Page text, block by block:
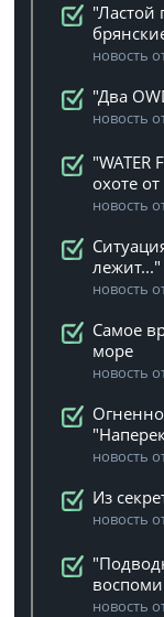
"Ластой
новость
"Два
новость
"WATER
охоте
новость
лежит..."
новость
Самое
море
новость
новость
Из
новость
новость